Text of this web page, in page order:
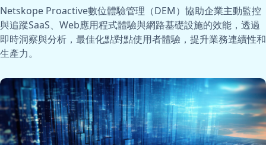
Netskope Proactive數位體驗管理（DEM）協助企業主動監控
與追蹤SaaS、Web應用程式體驗與網路基礎設施的效能，透過
即時洞察與分析，最佳化點對點使用者體驗，提升業務連續性和
生產力。